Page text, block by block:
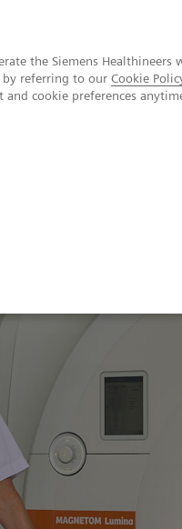
the Siemens Healthineers
by referring to our Cookie
cookie preferences